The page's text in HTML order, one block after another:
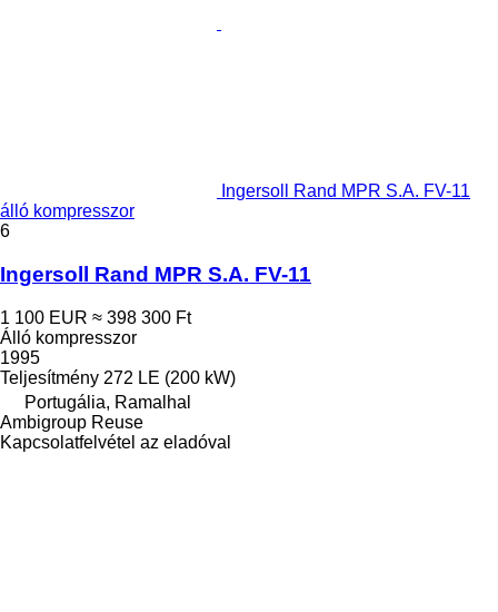
Ingersoll Rand MPR S.A. FV-11
álló kompresszor
6
Ingersoll Rand MPR S.A. FV-11
1 100 EUR ≈ 398 300 Ft
Álló kompresszor
1995
Teljesítmény 272 LE (200 kW)
Portugália, Ramalhal
Ambigroup Reuse
Kapcsolatfelvétel az eladóval